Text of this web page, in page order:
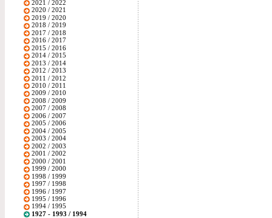
2021 / 2022
2020 / 2021
2019 / 2020
2018 / 2019
2017 / 2018
2016 / 2017
2015 / 2016
2014 / 2015
2013 / 2014
2012 / 2013
2011 / 2012
2010 / 2011
2009 / 2010
2008 / 2009
2007 / 2008
2006 / 2007
2005 / 2006
2004 / 2005
2003 / 2004
2002 / 2003
2001 / 2002
2000 / 2001
1999 / 2000
1998 / 1999
1997 / 1998
1996 / 1997
1995 / 1996
1994 / 1995
1927 - 1993 / 1994